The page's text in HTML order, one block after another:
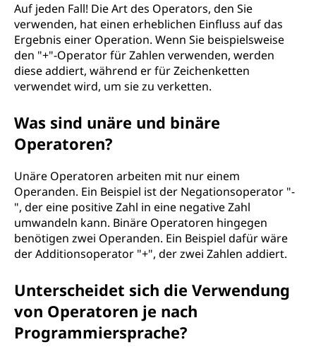
Auf jeden Fall! Die Art des Operators, den Sie
verwenden, hat einen erheblichen Einfluss auf das
Ergebnis einer Operation. Wenn Sie beispielsweise
den "+"-Operator für Zahlen verwenden, werden
diese addiert, während er für Zeichenketten
verwendet wird, um sie zu verketten.
Was sind unäre und binäre
Operatoren?
Unäre Operatoren arbeiten mit nur einem
Operanden. Ein Beispiel ist der Negationsoperator "-
", der eine positive Zahl in eine negative Zahl
umwandeln kann. Binäre Operatoren hingegen
benötigen zwei Operanden. Ein Beispiel dafür wäre
der Additionsoperator "+", der zwei Zahlen addiert.
Unterscheidet sich die Verwendung
von Operatoren je nach
Programmiersprache?